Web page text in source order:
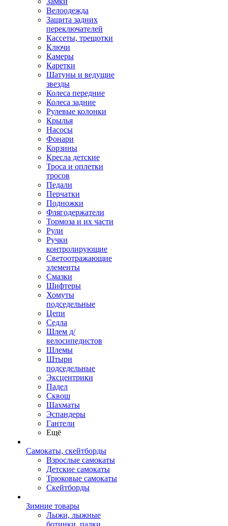
Велоодежда
Защита задних
переключателей
Кассеты, трещотки
Ключи
Камеры
Каретки
Шатуны и ведущие
звезды
Колеса передние
Колеса задние
Рулевые колонки
Крылья
Насосы
Фонари
Корзины
Кресла детские
Троса и оплетки
тросов
Педали
Перчатки
Подножки
Флягодержатели
Тормоза и их части
Рули
Ручки
контролирующие
Светоотражающие
элементы
Смазки
Шифтеры
Хомуты
подседельные
Цепи
Седла
Шлем д/
велосипедистов
Шлемы
Штыри
подседельные
Эксцентрики
Падел
Сквош
Шахматы
Эспандеры
Гантели
Ещё
Самокаты, скейтборды
Взрослые самокаты
Детские самокаты
Трюковые самокаты
Скейтборды
Зимние товары
Лыжи, лыжные
ботинки, палки